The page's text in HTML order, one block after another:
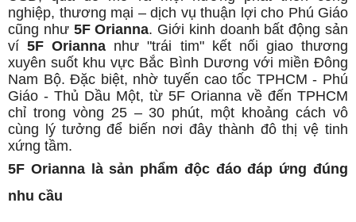
nghiệp, thương mại – dịch vụ thuận lợi cho Phú Giáo
cũng như 5F Orianna. Giới kinh doanh bất động sản
ví5F Orianna như "trái tim" kết nối giao thương
xuyên suốt khu vực Bắc Bình Dương với miền Đông
Nam Bộ. Đặc biệt, nhờ tuyến cao tốc TPHCM - Phú
Giáo - Thủ Dầu Một, từ 5F Orianna về đến TPHCM
chỉ trong vòng 25 – 30 phút, một khoảng cách vô
cùng lý tưởng để biến nơi đây thành đô thị vệ tinh
xứng tầm.
5F Orianna là sản phẩm độc đáo đáp ứng đúng
nhu cầu